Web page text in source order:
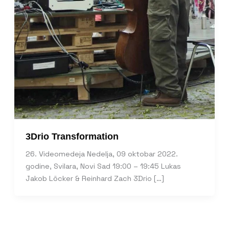
3Drio Transformation
26. Videomedeja Nedelja, 09 oktobar 2022.
godine, Svilara, Novi Sad 19:00 – 19:45 Lukas
Jakob Löcker & Reinhard Zach 3Drio […]